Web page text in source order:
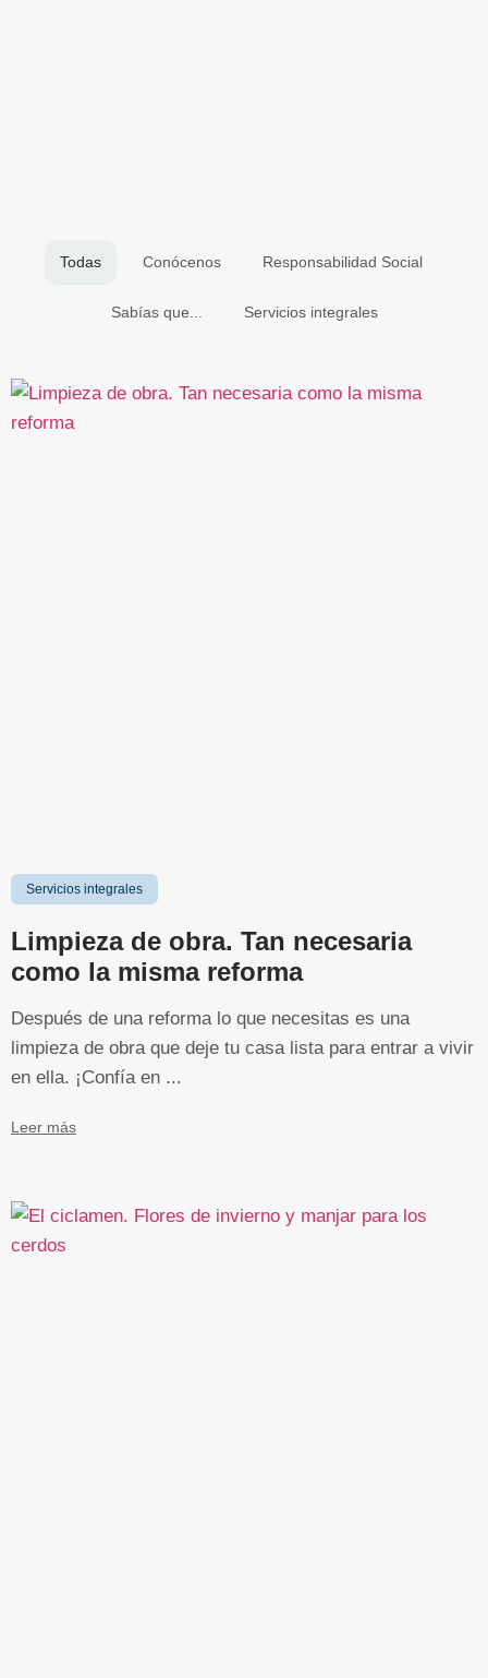
Todas Conócenos Responsabilidad Social
Sabías que... Servicios integrales
Servicios integrales
Limpieza de obra. Tan necesaria
como la misma reforma
Después de una reforma lo que necesitas es una
limpieza de obra que deje tu casa lista para entrar a vivir
en ella. ¡Confía en ...
Leer más